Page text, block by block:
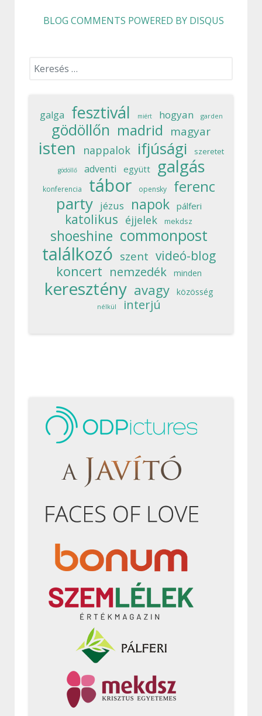
BLOG COMMENTS POWERED BY DISQUS
Keresés...
galga fesztivál miért hogyan garden
gödöllőn madrid magyar
isten nappalok ifjúsági szeretet
gödöllő adventi együtt galgás
konferencia tábor opensky ferenc
party jézus napok pálferi
katolikus éjjelek mekdsz
shoeshine commonpost
találkozó szent videó-blog
koncert nemzedék minden
keresztény avagy közösség
nélkül interjú